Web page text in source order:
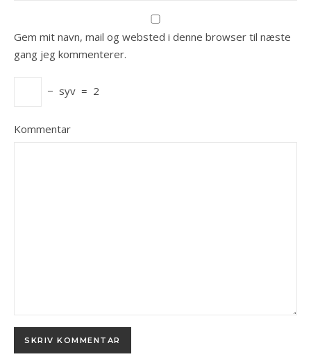
Gem mit navn, mail og websted i denne browser til næste
gang jeg kommenterer.
− syv = 2
Kommentar